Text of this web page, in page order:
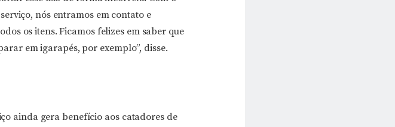
nós entramos em contato e
os itens. Ficamos felizes em saber que
em igarapés, por exemplo”, disse.
ainda gera benefício aos catadores de